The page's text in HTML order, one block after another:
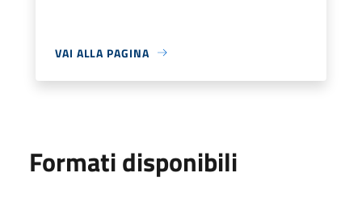
VAI ALLA PAGINA
Formati disponibili